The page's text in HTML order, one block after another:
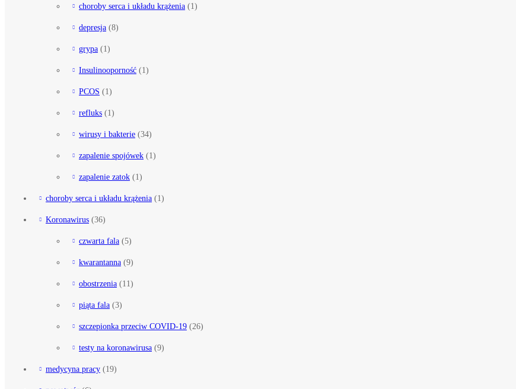
choroby serca i układu krążenia (1)
depresja (8)
grypa (1)
Insulinooporność (1)
PCOS (1)
refluks (1)
wirusy i bakterie (34)
zapalenie spojówek (1)
zapalenie zatok (1)
choroby serca i układu krążenia (1)
Koronawirus (36)
czwarta fala (5)
kwarantanna (9)
obostrzenia (11)
piąta fala (3)
szczepionka przeciw COVID-19 (26)
testy na koronawirusa (9)
medycyna pracy (19)